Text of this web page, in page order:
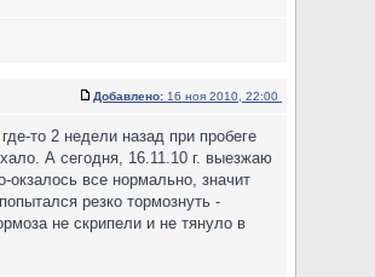
Добавлено: 16 ноя 2010, 22:00
то 2 недели назад при пробеге
А сегодня, 16.11.10 г. выезжаю
все нормально, значит
резко тормознуть -
не скрипели и не тянуло в